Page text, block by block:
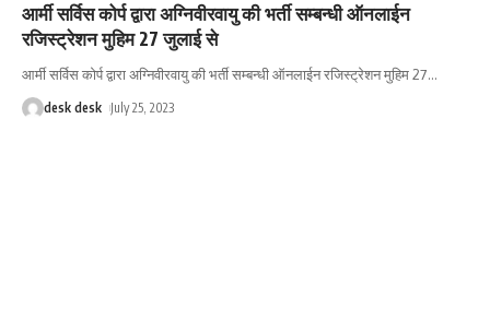
आर्मी सर्विस कोर्प द्वारा अग्निवीरवायु की भर्ती सम्बन्धी ऑनलाईन
रजिस्ट्रेशन मुहिम 27 जुलाई से
आर्मी सर्विस कोर्प द्वारा अग्निवीरवायु की भर्ती सम्बन्धी ऑनलाईन रजिस्ट्रेशन मुहिम 27…
desk desk July 25, 2023